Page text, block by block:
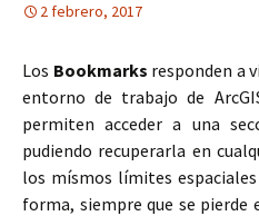
2 febrero, 2017
Los Bookmarks responden a
entorno de trabajo de
permiten acceder a una
pudiendo recuperarla en
los mísmos límites
forma, siempre que se pierde